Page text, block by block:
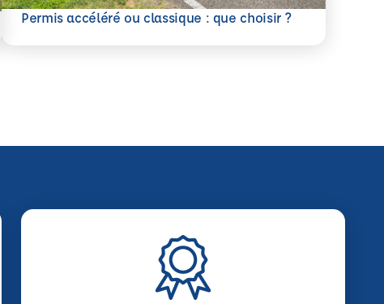
Permis accéléré ou classique : que choisir ?
En savoir plus